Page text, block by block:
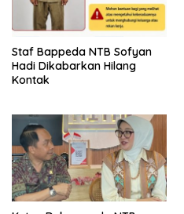
Staf Bappeda NTB Sofyan
Hadi Dikabarkan Hilang
Kontak